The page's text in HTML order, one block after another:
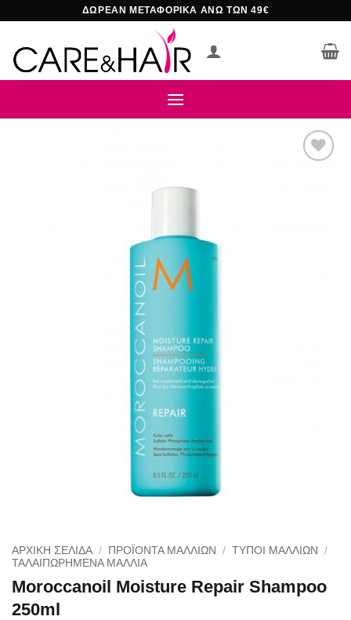
περιεχόμενο
ΔΩΡΕΑΝ ΜΕΤΑΦΟΡΙΚΑ ΑΝΩ ΤΩΝ 49€
ΑΡΧΙΚΉ ΣΕΛΊΔΑ / ΠΡΟΪΟΝΤΑ ΜΑΛΛΙΩΝ / ΤΥΠΟΙ ΜΑΛΛΙΩΝ
/
ΤΑΛΑΙΠΩΡΗΜΈΝΑ ΜΑΛΛΙΆ
Moroccanoil Moisture Repair Shampoo
250ml